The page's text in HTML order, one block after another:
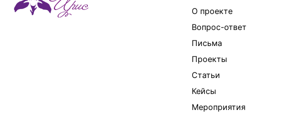
О проекте
Вопрос-ответ
Письма
Проекты
Статьи
Кейсы
Мероприятия